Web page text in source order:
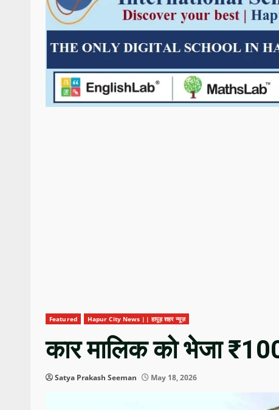
Featured Hapur City News || हापुड़ शहर न्यूज़
कार मालिक को भेजा
Satya Prakash Seeman May 18, 2026